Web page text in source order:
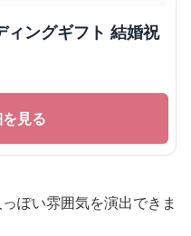
ィングギフト 結婚祝
見る
ぽい雰囲気を演出できま